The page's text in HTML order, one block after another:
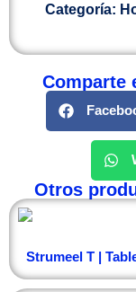
Categoría:
Comparte
Otros
Strumeel T |